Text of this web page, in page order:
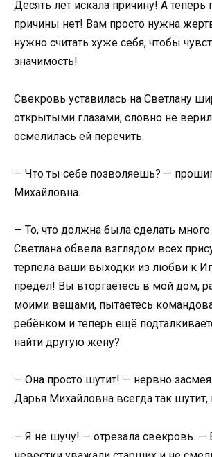
Десять лет искала причину! А теперь
причины нет! Вам просто нужна
нужно считать хуже себя, чтобы
значимость!
Свекровь уставилась на Светлану
открытыми глазами, словно не
осмелилась ей перечить.
— Что ты себе позволяешь? —
Михайловна.
— То, что должна была сделать
Светлана обвела взглядом всех
терпела ваши выходки из любви к
предел! Вы вторгаетесь в мой дом,
моими вещами, пытаетесь
ребёнком и теперь ещё
найти другую жену?
— Она просто шутит! — нервно
Дарья Михайловна всегда так шутит,
— Я не шучу! — отрезала свекровь.